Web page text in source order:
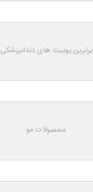
برترین یونیت های دندانپزشکی
محصولات مو